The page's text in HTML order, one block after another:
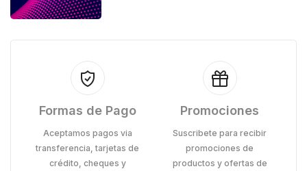
Formas de Pago
Aceptamos pagos via
transferencia, tarjetas de
crédito, cheques y
Promociones
Suscribete para recibir
promociones de
productos y ofertas de